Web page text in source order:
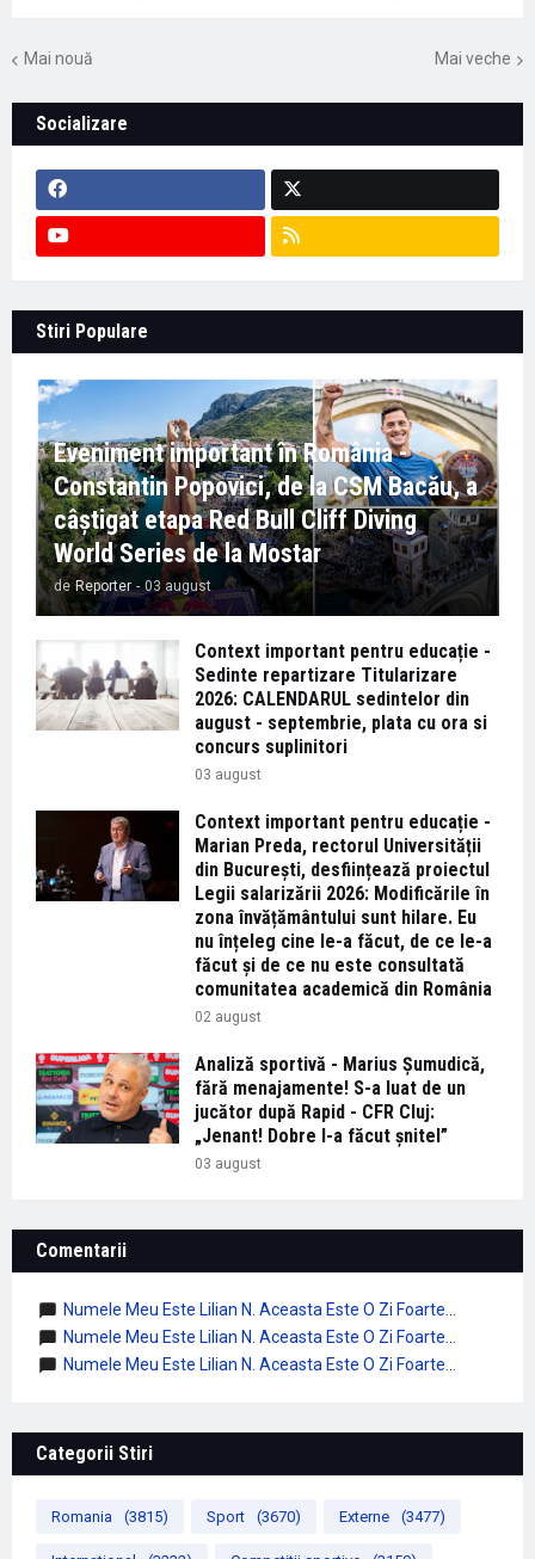
Mai nouă Mai veche
Socializare
Stiri Populare
Eveniment important în România -
Constantin Popovici, de la CSM Bacău, a
câștigat etapa Red Bull Cliff Diving
World Series de la Mostar
de Reporter - 03 august
Context important pentru educație -
Sedinte repartizare Titularizare
2026: CALENDARUL sedintelor din
august - septembrie, plata cu ora si
concurs suplinitori
03 august
Context important pentru educație -
Marian Preda, rectorul Universității
din București, desființează proiectul
Legii salarizării 2026: Modificările în
zona învățământului sunt hilare. Eu
nu înțeleg cine le-a făcut, de ce le-a
făcut și de ce nu este consultată
comunitatea academică din România
02 august
Analiză sportivă - Marius Șumudică,
fără menajamente! S-a luat de un
jucător după Rapid - CFR Cluj:
„Jenant! Dobre l-a făcut șnitel”
03 august
Comentarii
Numele Meu Este Lilian N. Aceasta Este O Zi Foarte...
Numele Meu Este Lilian N. Aceasta Este O Zi Foarte...
Numele Meu Este Lilian N. Aceasta Este O Zi Foarte...
Categorii Stiri
Romania (3815) Sport (3670) Externe (3477)